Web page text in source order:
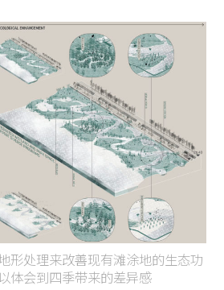
形处理来改善现有滩涂地的生态功
体会到四季带来的差异感